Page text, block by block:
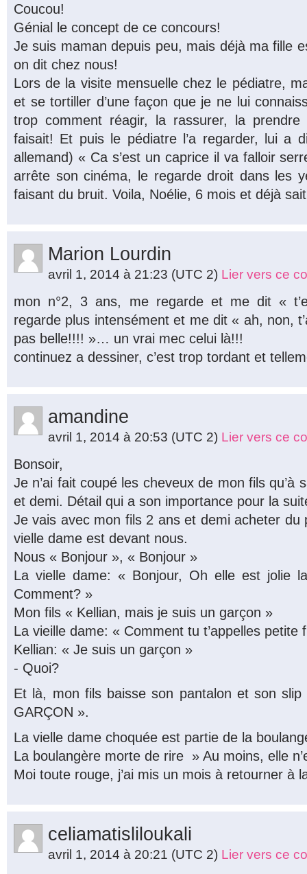
Coucou!
Génial le concept de ce concours!
Je suis maman depuis peu, mais déjà ma fille
on dit chez nous!
Lors de la visite mensuelle chez le pédiatre,
et se tortiller d’une façon que je ne lui
trop comment réagir, la rassurer, la
faisait! Et puis le pédiatre l’a regarder, lui a
allemand) « Ca s’est un caprice il va falloir
arrête son cinéma, le regarde droit dans les
faisant du bruit. Voila, Noélie, 6 mois et déjà
Marion Lourdin
avril 1, 2014 à 21:23 (UTC 2) Lier vers ce
mon n°2, 3 ans, me regarde et me dit «
regarde plus intensément et me dit « ah, non,
pas belle!!!! »… un vrai mec celui là!!!
continuez a dessiner, c’est trop tordant et
amandine
avril 1, 2014 à 20:53 (UTC 2) Lier vers ce
Bonsoir,
Je n’ai fait coupé les cheveux de mon fils qu’à
et demi. Détail qui a son importance pour la
Je vais avec mon fils 2 ans et demi acheter du
vielle dame est devant nous.
Nous « Bonjour », « Bonjour »
La vielle dame: « Bonjour, Oh elle est jolie
Comment? »
Mon fils « Kellian, mais je suis un garçon »
La vieille dame: « Comment tu t’appelles petite
Kellian: « Je suis un garçon »
- Quoi?
Et là, mon fils baisse son pantalon et son
GARÇON ».
La vielle dame choquée est partie de la
La boulangère morte de rire » Au moins, elle
Moi toute rouge, j’ai mis un mois à retourner à
celiamatisliloukali
avril 1, 2014 à 20:21 (UTC 2) Lier vers ce